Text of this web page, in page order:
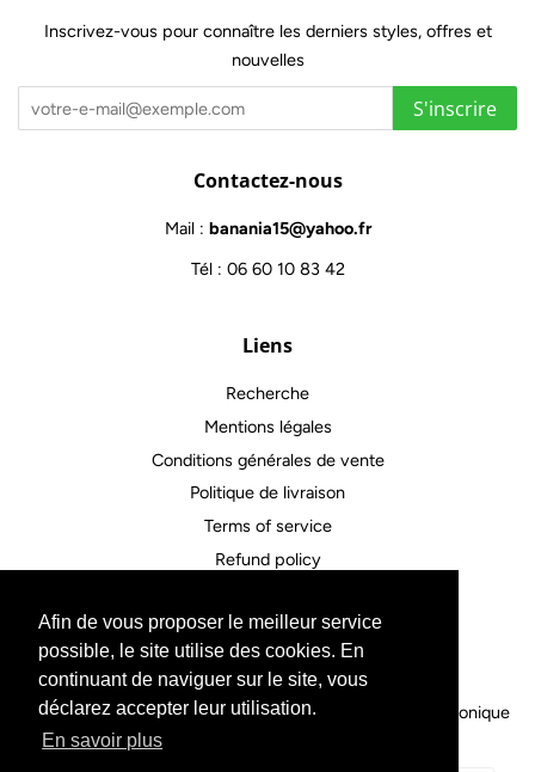
Afin de vous proposer le meilleur service
possible, le site utilise des cookies. En
continuant de naviguer sur le site, vous
déclarez accepter leur utilisation.
En savoir plus
Inscrivez-vous pour connaître les derniers styles, offres et
nouvelles
S'inscrire
Contactez-nous
Mail : banania15@yahoo.fr
Tél : 06 60 10 83 42
Liens
Recherche
Mentions légales
Conditions générales de vente
Politique de livraison
Terms of service
Refund policy
Contactez-nous
Droit d'auteur © 2026,Outils Horloger
Commerce électronique